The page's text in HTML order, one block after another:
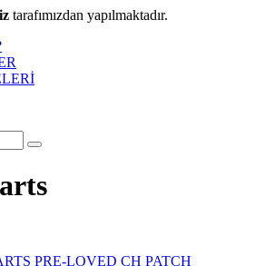
tarafımızdan yapılmaktadır.